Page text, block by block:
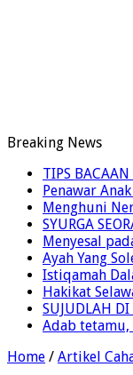
Breaking News
TIPS
Penawar
Menghuni
SYURGA
Menyesal
Ayah Yang
Istiqamah
Hakikat
SUJUDLAH
Adab
Home / Artikel